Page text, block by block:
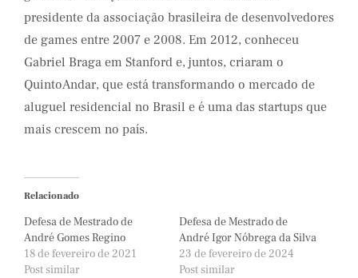
presidente da associação brasileira de desenvolvedores
de games entre 2007 e 2008. Em 2012, conheceu
Gabriel Braga em Stanford e, juntos, criaram o
QuintoAndar, que está transformando o mercado de
aluguel residencial no Brasil e é uma das startups que
mais crescem no país.
Relacionado
Defesa de Mestrado de
André Gomes Regino
18 de fevereiro de 2021
Post similar
Defesa de Mestrado de
André Igor Nóbrega da Silva
23 de fevereiro de 2024
Post similar